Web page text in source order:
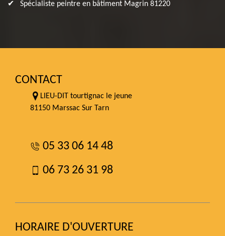
Spécialiste peintre en bâtiment Magrin 81220
CONTACT
LIEU-DIT tourtignac le jeune
81150 Marssac Sur Tarn
05 33 06 14 48
06 73 26 31 98
HORAIRE D'OUVERTURE